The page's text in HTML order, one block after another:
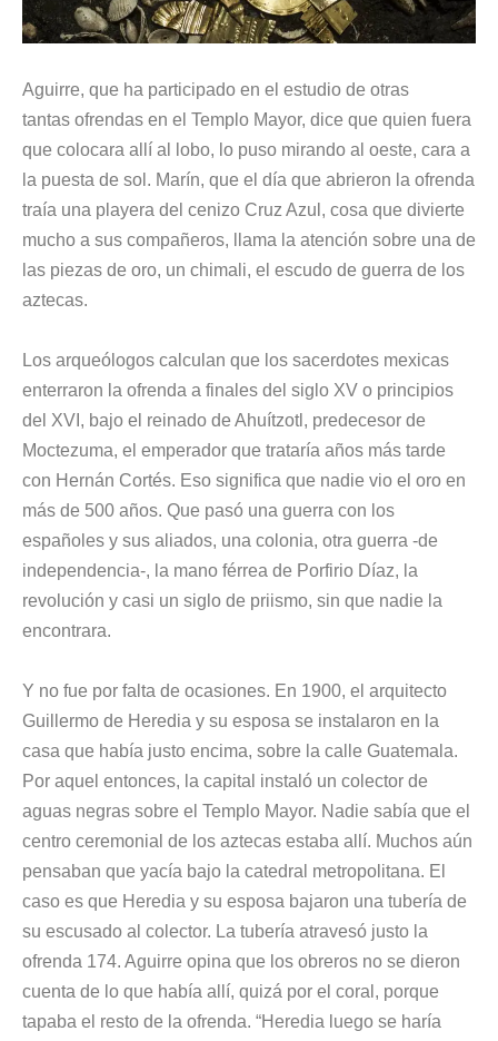
Aguirre, que ha participado en el estudio de otras
tantas ofrendas en el Templo Mayor, dice que quien fuera
que colocara allí al lobo, lo puso mirando al oeste, cara a
la puesta de sol. Marín, que el día que abrieron la ofrenda
traía una playera del cenizo Cruz Azul, cosa que divierte
mucho a sus compañeros, llama la atención sobre una de
las piezas de oro, un chimali, el escudo de guerra de los
aztecas.
Los arqueólogos calculan que los sacerdotes mexicas
enterraron la ofrenda a finales del siglo XV o principios
del XVI, bajo el reinado de Ahuítzotl, predecesor de
Moctezuma, el emperador que trataría años más tarde
con Hernán Cortés. Eso significa que nadie vio el oro en
más de 500 años. Que pasó una guerra con los
españoles y sus aliados, una colonia, otra guerra -de
independencia-, la mano férrea de Porfirio Díaz, la
revolución y casi un siglo de priismo, sin que nadie la
encontrara.
Y no fue por falta de ocasiones. En 1900, el arquitecto
Guillermo de Heredia y su esposa se instalaron en la
casa que había justo encima, sobre la calle Guatemala.
Por aquel entonces, la capital instaló un colector de
aguas negras sobre el Templo Mayor. Nadie sabía que el
centro ceremonial de los aztecas estaba allí. Muchos aún
pensaban que yacía bajo la catedral metropolitana. El
caso es que Heredia y su esposa bajaron una tubería de
su escusado al colector. La tubería atravesó justo la
ofrenda 174. Aguirre opina que los obreros no se dieron
cuenta de lo que había allí, quizá por el coral, porque
tapaba el resto de la ofrenda. “Heredia luego se haría